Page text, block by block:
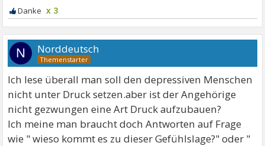
x 3
N Norddeutsch
Ich lese überall man soll den depressiven Menschen
nicht unter Druck setzen.aber ist der Angehörige
nicht gezwungen eine Art Druck aufzubauen?
Ich meine man braucht doch Antworten auf Frage
wie " wieso kommt es zu dieser Gefühlslage?" oder "